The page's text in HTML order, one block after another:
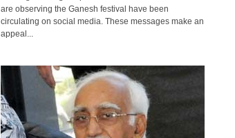
are observing the Ganesh festival have been
circulating on social media. These messages make an
appeal...